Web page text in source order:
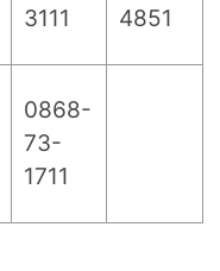
3111
4851
0868-
73-
1711